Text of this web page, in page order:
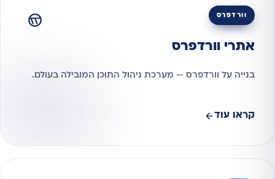
וורדפרס
אתרי וורדפרס
בנייה על וורדפרס — מערכת ניהול התוכן המובילה בעולם.
קראו עוד